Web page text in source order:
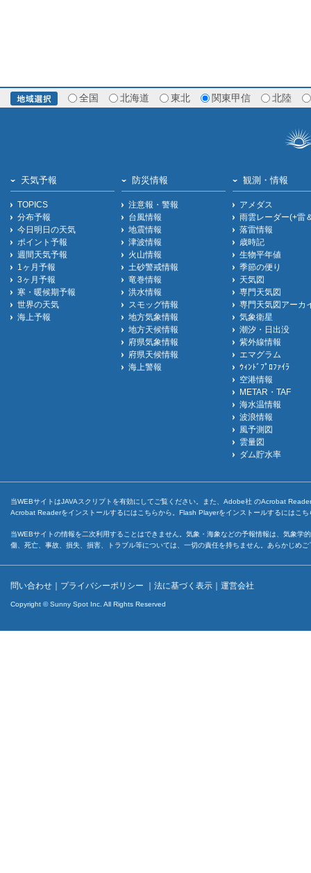
全国 北海道 東北 関東甲信 北陸
天気予報
TOPICS
分布予報
今日明日の天気
ポイント予報
週間天気予報
1ヶ月予報
3ヶ月予報
寒・暖候期予報
世界の天気
海上予報
防災情報
注意報・警報
台風情報
地震情報
津波情報
火山情報
土砂警戒情報
竜巻情報
洪水情報
スモッグ情報
地方気象情報
地方天候情報
府県気象情報
府県天候情報
海上警報
観測・情報
アメダス
雨雲レーダー(+雷
落雷情報
歳時記
生物平年値
季節の便り
天気図
専門天気図
専門天気図アーカ
気象衛星
潮汐・日出没
紫外線情報
エマグラム
ｳｨﾝﾄﾞﾌﾟﾛﾌｧｲﾗ
空港情報
METAR・TAF
海水温情報
波浪情報
風予測図
雲量図
ダム貯水率
当WEBサイトはJAVAスクリプトを有効にしてご覧ください。また、Adobe社 のAcrobat
Acrobat Readerをインストールするには こちらから。Flash Playerをインストールするには こち
当WEBサイトの情報を二次利用することはできません。気象・海象などの予報情報は、気象
傷、死亡、事故、損失、損害、トラブル等については、一切の責任を持ちません。あらかじめ
問い合わせ ｜ プライバシーポリシー ｜ 法に基づく表示 ｜ 運営会社
Copyright © Sunny Spot Inc. All Rights Reserved